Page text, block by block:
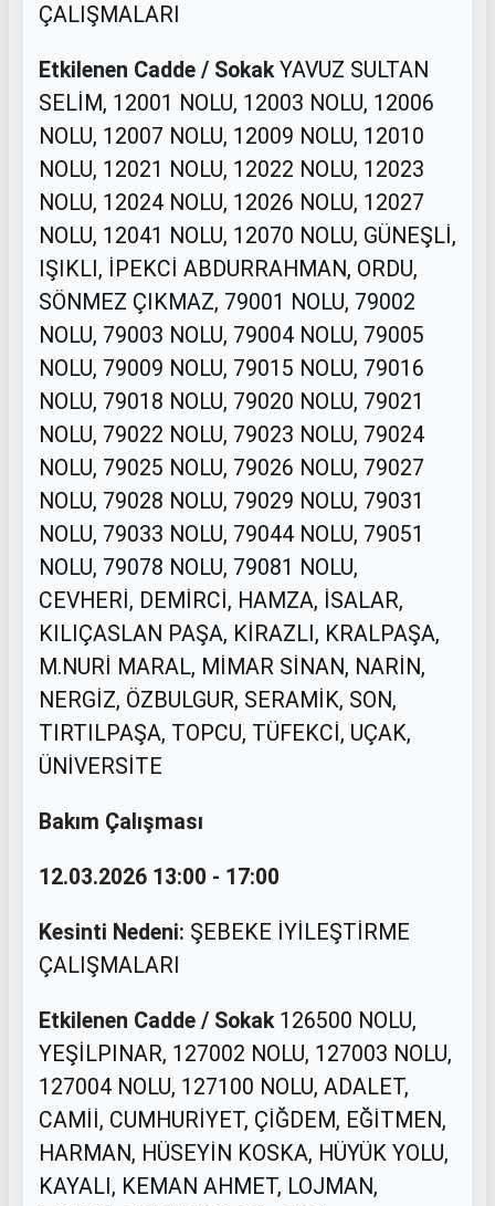
ÇALIŞMALARI
Etkilenen Cadde / SokakYAVUZ SULTAN
SELİM, 12001 NOLU, 12003 NOLU, 12006
NOLU, 12007 NOLU, 12009 NOLU, 12010
NOLU, 12021 NOLU, 12022 NOLU, 12023
NOLU, 12024 NOLU, 12026 NOLU, 12027
NOLU, 12041 NOLU, 12070 NOLU, GÜNEŞLİ,
IŞIKLI, İPEKCİ ABDURRAHMAN, ORDU,
SÖNMEZ ÇIKMAZ, 79001 NOLU, 79002
NOLU, 79003 NOLU, 79004 NOLU, 79005
NOLU, 79009 NOLU, 79015 NOLU, 79016
NOLU, 79018 NOLU, 79020 NOLU, 79021
NOLU, 79022 NOLU, 79023 NOLU, 79024
NOLU, 79025 NOLU, 79026 NOLU, 79027
NOLU, 79028 NOLU, 79029 NOLU, 79031
NOLU, 79033 NOLU, 79044 NOLU, 79051
NOLU, 79078 NOLU, 79081 NOLU,
CEVHERİ, DEMİRCİ, HAMZA, İSALAR,
KILIÇASLAN PAŞA, KİRAZLI, KRALPAŞA,
M.NURİ MARAL, MİMAR SİNAN, NARİN,
NERGİZ, ÖZBULGUR, SERAMİK, SON,
TIRTILPAŞA, TOPCU, TÜFEKCİ, UÇAK,
ÜNİVERSİTE
Bakım Çalışması
12.03.2026 13:00 - 17:00
Kesinti Nedeni: ŞEBEKE İYİLEŞTİRME
ÇALIŞMALARI
Etkilenen Cadde / Sokak126500 NOLU,
YEŞİLPINAR, 127002 NOLU, 127003 NOLU,
127004 NOLU, 127100 NOLU, ADALET,
CAMİİ, CUMHURİYET, ÇİĞDEM, EĞİTMEN,
HARMAN, HÜSEYİN KOSKA, HÜYÜK YOLU,
KAYALI, KEMAN AHMET, LOJMAN,